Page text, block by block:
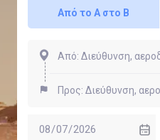
Από το Α στο Β